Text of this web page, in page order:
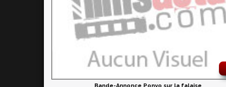
Bande-Annonce Ponyo sur la falaise